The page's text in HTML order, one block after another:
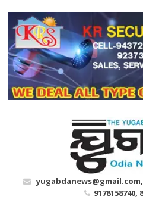
content
9178158740,